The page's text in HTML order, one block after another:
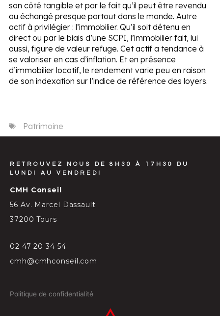
son côté tangible et par le fait qu’il peut être revendu
ou échangé presque partout dans le monde. Autre
actif à privilégier : l’immobilier. Qu’il soit détenu en
direct ou par le biais d’une SCPI, l’immobilier fait, lui
aussi, figure de valeur refuge. Cet actif a tendance à
se valoriser en cas d’inflation. Et en présence
d’immobilier locatif, le rendement varie peu en raison
de son indexation sur l’indice de référence des loyers.
Patrimoine
RETROUVEZ NOUS DE 8H30 À 17H30 DU
LUNDI AU VENDREDI
CMH Conseil
56 Av. Marcel Dassault
37200 Tours
02 47 20 34 54
cmh@cmhconseil.com
Politique de confidentialité